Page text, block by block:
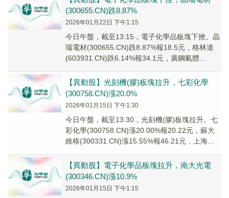
(300655.CN)跌8.87%
2026年01月22日 下午1:15
今日午盤，截至13:15，電子化學品板塊下挫。晶
瑞電材(300655.CN)跌8.87%報18.5元，格林達
(603931.CN)跌6.14%報34.1元，廣鋼氣體
【異動股】光刻機(膠)板塊拉升，七彩化學
(300758.CN)漲20.0%
2026年01月15日 下午1:30
今日午盤，截至13:30，光刻機(膠)板塊拉升。七
彩化學(300758.CN)漲20.00%報20.22元，蘇大
維格(300331.CN)漲15.55%報46.21元，上海新
【異動股】電子化學品板塊拉升，南大光電
(300346.CN)漲10.9%
2026年01月15日 下午1:15